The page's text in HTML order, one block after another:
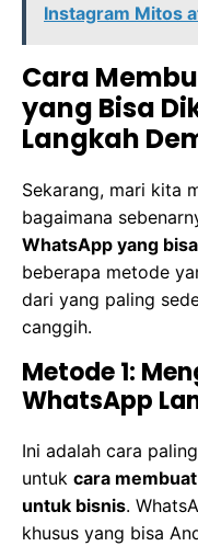
Instagram Mitos
Cara
yang Bisa
Langkah
Sekarang, mari kita
bagaimana
WhatsApp yang
beberapa metode
dari yang paling
canggih.
Metode 1:
WhatsApp
Ini adalah cara
untuk cara
untuk bisnis.
khusus yang bisa